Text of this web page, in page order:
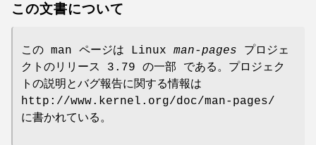
この文書について
この man ページは Linux man-pages プロジェ
クトのリリース 3.79 の一部 である。プロジェク
トの説明とバグ報告に関する情報は
http://www.kernel.org/doc/man-pages/
に書かれている。